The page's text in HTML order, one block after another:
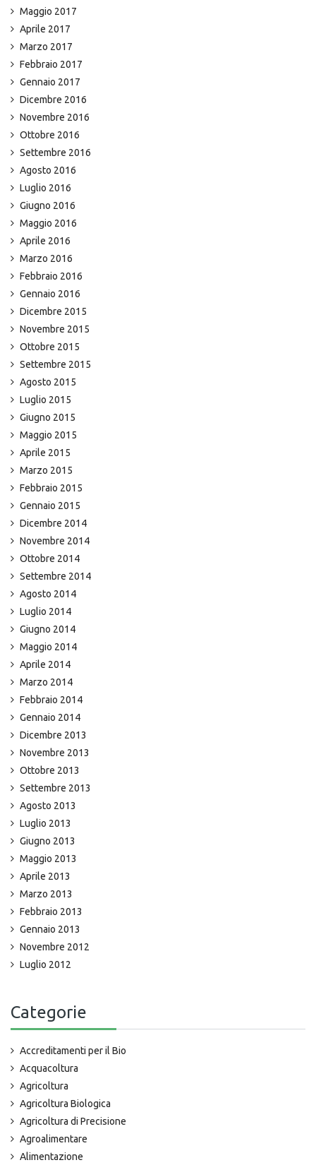
Maggio 2017
Aprile 2017
Marzo 2017
Febbraio 2017
Gennaio 2017
Dicembre 2016
Novembre 2016
Ottobre 2016
Settembre 2016
Agosto 2016
Luglio 2016
Giugno 2016
Maggio 2016
Aprile 2016
Marzo 2016
Febbraio 2016
Gennaio 2016
Dicembre 2015
Novembre 2015
Ottobre 2015
Settembre 2015
Agosto 2015
Luglio 2015
Giugno 2015
Maggio 2015
Aprile 2015
Marzo 2015
Febbraio 2015
Gennaio 2015
Dicembre 2014
Novembre 2014
Ottobre 2014
Settembre 2014
Agosto 2014
Luglio 2014
Giugno 2014
Maggio 2014
Aprile 2014
Marzo 2014
Febbraio 2014
Gennaio 2014
Dicembre 2013
Novembre 2013
Ottobre 2013
Settembre 2013
Agosto 2013
Luglio 2013
Giugno 2013
Maggio 2013
Aprile 2013
Marzo 2013
Febbraio 2013
Gennaio 2013
Novembre 2012
Luglio 2012
Categorie
Accreditamenti per il Bio
Acquacoltura
Agricoltura
Agricoltura Biologica
Agricoltura di Precisione
Agroalimentare
Alimentazione